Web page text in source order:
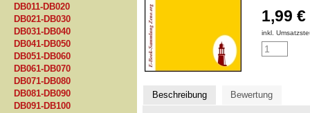
DB011-DB020
DB021-DB030
DB031-DB040
DB041-DB050
DB051-DB060
DB061-DB070
DB071-DB080
DB081-DB090
DB091-DB100
1,99 €
inkl.
Beschreibung Bewertung